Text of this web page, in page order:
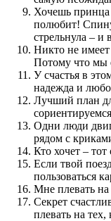
Хочешь принца
полюбит!
стрельнула – и
Никто не
Потому что мы
У счастья в
надежда и
Лучший план
Одни люди
рядом с
Кто хочет – тот
Если твой
пользоваться
Мне плевать
Секрет
плевать на тех,